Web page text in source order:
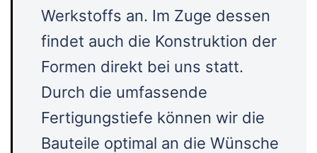
Werkstoffs an. Im Zuge dessen
findet auch die Konstruktion der
Formen direkt bei uns statt.
Durch die umfassende
Fertigungstiefe können wir die
Bauteile optimal an die Wünsche